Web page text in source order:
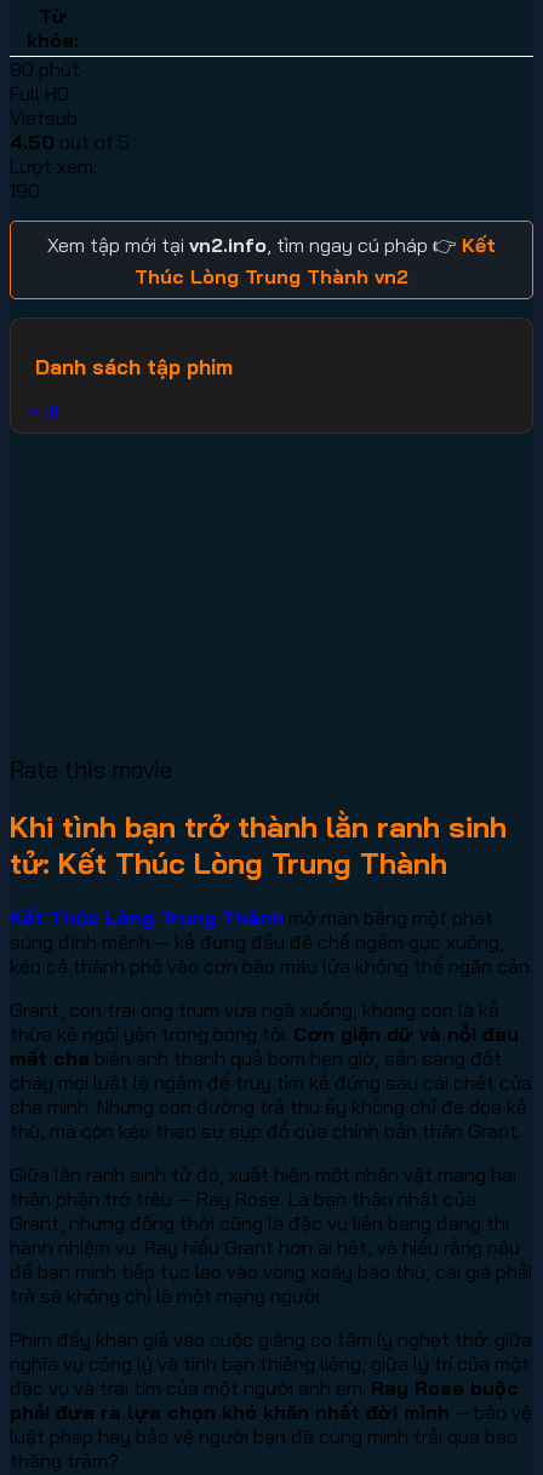
Từ
khóa:
90 phút
Full HD
Vietsub
4.50 out of 5
Lượt xem:
190
Xem tập mới tại vn2.info , tìm ngay cú pháp 👉 Kết
Thúc Lòng Trung Thành vn2
Danh sách tập phim
Full
Rate this movie
Khi tình bạn trở thành lằn ranh sinh
tử: Kết Thúc Lòng Trung Thành
Kết Thúc Lòng Trung Thành mở màn bằng một phát
súng định mệnh — kẻ đứng đầu đế chế ngầm gục xuống,
kéo cả thành phố vào cơn bão máu lửa không thể ngăn cản.
Grant, con trai ông trùm vừa ngã xuống, không còn là kẻ
thừa kế ngồi yên trong bóng tối. Cơn giận dữ và nỗi đau
mất cha biến anh thành quả bom hẹn giờ, sẵn sàng đốt
cháy mọi luật lệ ngầm để truy tìm kẻ đứng sau cái chết của
cha mình. Nhưng con đường trả thù ấy không chỉ đe dọa kẻ
thù, mà còn kéo theo sự sụp đổ của chính bản thân Grant.
Giữa lằn ranh sinh tử đó, xuất hiện một nhân vật mang hai
thân phận trớ trêu — Ray Rose. Là bạn thân nhất của
Grant, nhưng đồng thời cũng là đặc vụ liên bang đang thi
hành nhiệm vụ. Ray hiểu Grant hơn ai hết, và hiểu rằng nếu
để bạn mình tiếp tục lao vào vòng xoáy báo thù, cái giá phải
trả sẽ không chỉ là một mạng người.
Phim đẩy khán giả vào cuộc giằng co tâm lý nghẹt thở: giữa
nghĩa vụ công lý và tình bạn thiêng liêng, giữa lý trí của một
đặc vụ và trái tim của một người anh em. Ray Rose buộc
phải đưa ra lựa chọn khó khăn nhất đời mình — bảo vệ
luật pháp hay bảo vệ người bạn đã cùng mình trải qua bao
thăng trầm?